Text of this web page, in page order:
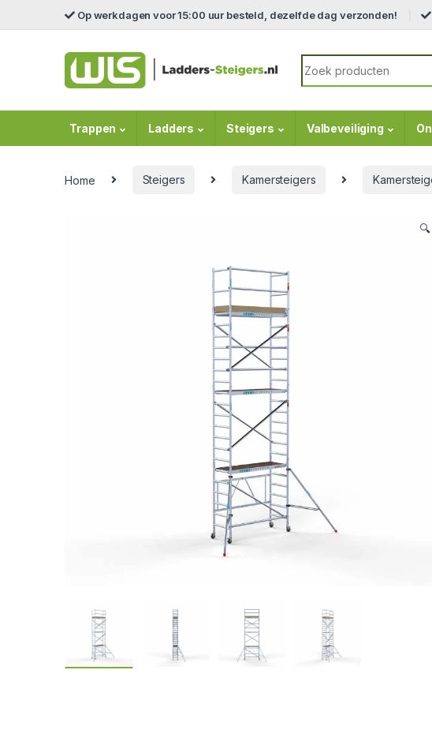
Skip to navigation
Skip to content Op werkdagen voor 15:00 uur besteld, dezelfde dag verzonden!
Search for:
Trappen Ladders Steigers Valbeveiliging
Home Steigers Kamersteigers
🔍